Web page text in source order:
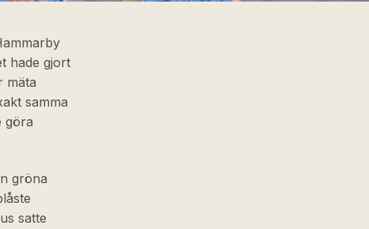
hade gjort
mäta
samma
göra
gröna
satte